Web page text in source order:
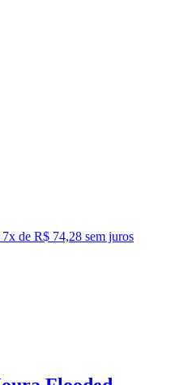
7x de R$ 74,28 sem juros